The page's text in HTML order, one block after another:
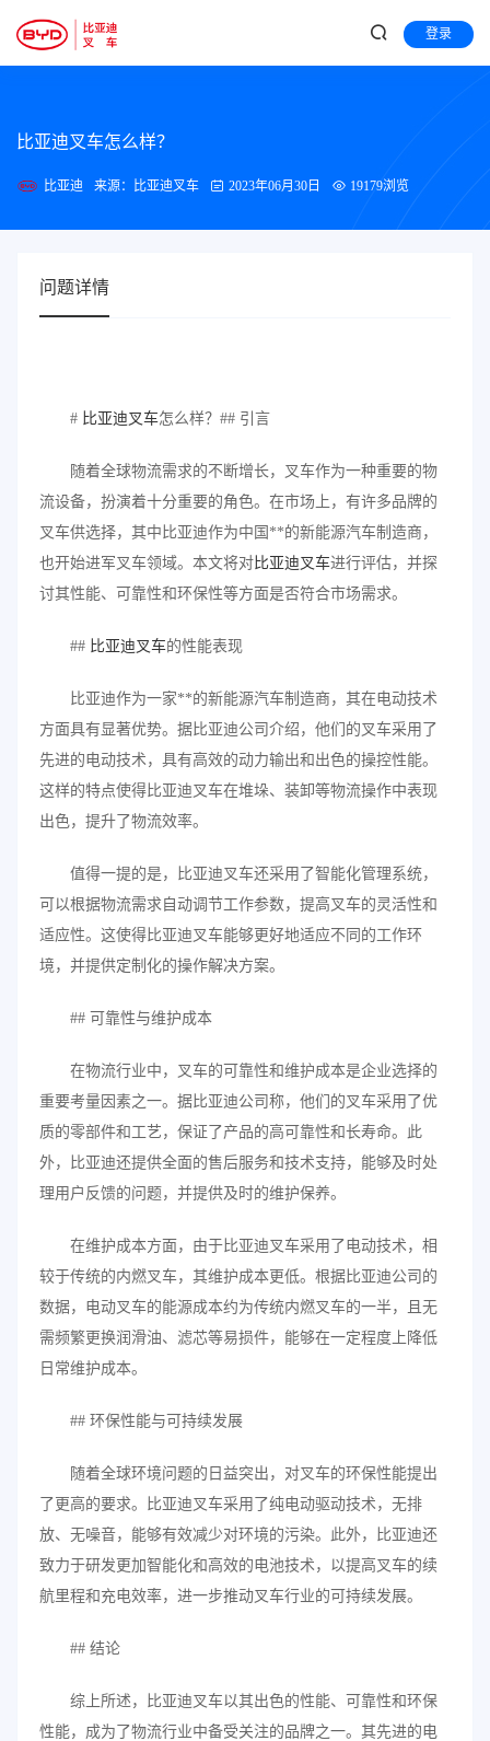
登录
比亚迪叉车怎么样？
比亚迪 来源：比亚迪叉车 2023年06月30日 19179浏览
问题详情
# 比亚迪叉车怎么样？## 引言
随着全球物流需求的不断增长，叉车作为一种重要的物
流设备，扮演着十分重要的角色。在市场上，有许多品牌的
叉车供选择，其中比亚迪作为中国**的新能源汽车制造商，
也开始进军叉车领域。本文将对 比亚迪叉车进行评估，并探
讨其性能、可靠性和环保性等方面是否符合市场需求。
## 比亚迪叉车的性能表现
比亚迪作为一家**的新能源汽车制造商，其在电动技术
方面具有显著优势。据比亚迪公司介绍，他们的叉车采用了
先进的电动技术，具有高效的动力输出和出色的操控性能。
这样的特点使得比亚迪叉车在堆垛、装卸等物流操作中表现
出色，提升了物流效率。
值得一提的是，比亚迪叉车还采用了智能化管理系统，
可以根据物流需求自动调节工作参数，提高叉车的灵活性和
适应性。这使得比亚迪叉车能够更好地适应不同的工作环
境，并提供定制化的操作解决方案。
## 可靠性与维护成本
在物流行业中，叉车的可靠性和维护成本是企业选择的
重要考量因素之一。据比亚迪公司称，他们的叉车采用了优
质的零部件和工艺，保证了产品的高可靠性和长寿命。此
外，比亚迪还提供全面的售后服务和技术支持，能够及时处
理用户反馈的问题，并提供及时的维护保养。
在维护成本方面，由于比亚迪叉车采用了电动技术，相
较于传统的内燃叉车，其维护成本更低。根据比亚迪公司的
数据，电动叉车的能源成本约为传统内燃叉车的一半，且无
需频繁更换润滑油、滤芯等易损件，能够在一定程度上降低
日常维护成本。
## 环保性能与可持续发展
随着全球环境问题的日益突出，对叉车的环保性能提出
了更高的要求。比亚迪叉车采用了纯电动驱动技术，无排
放、无噪音，能够有效减少对环境的污染。此外，比亚迪还
致力于研发更加智能化和高效的电池技术，以提高叉车的续
航里程和充电效率，进一步推动叉车行业的可持续发展。
## 结论
综上所述，比亚迪叉车以其出色的性能、可靠性和环保
性能，成为了物流行业中备受关注的品牌之一。其先进的电